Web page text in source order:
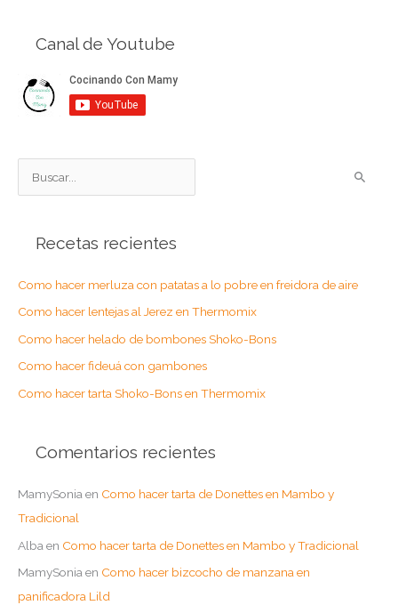
Canal de Youtube
u
r
p
o
r
Recetas recientes
Como hacer merluza con patatas a lo pobre en freidora de aire
Como hacer lentejas al Jerez en Thermomix
Como hacer helado de bombones Shoko-Bons
Como hacer fideuá con gambones
Como hacer tarta Shoko-Bons en Thermomix
Comentarios recientes
MamySoniaen Como hacer tarta de Donettes en Mambo y
Tradicional
Alba en Como hacer tarta de Donettes en Mambo y Tradicional
MamySonia en Como hacer bizcocho de manzana en
panificadora Lild